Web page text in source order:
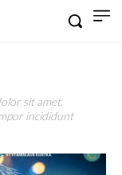
sit amet,
incididunt